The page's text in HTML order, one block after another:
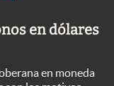
en dólares
en moneda